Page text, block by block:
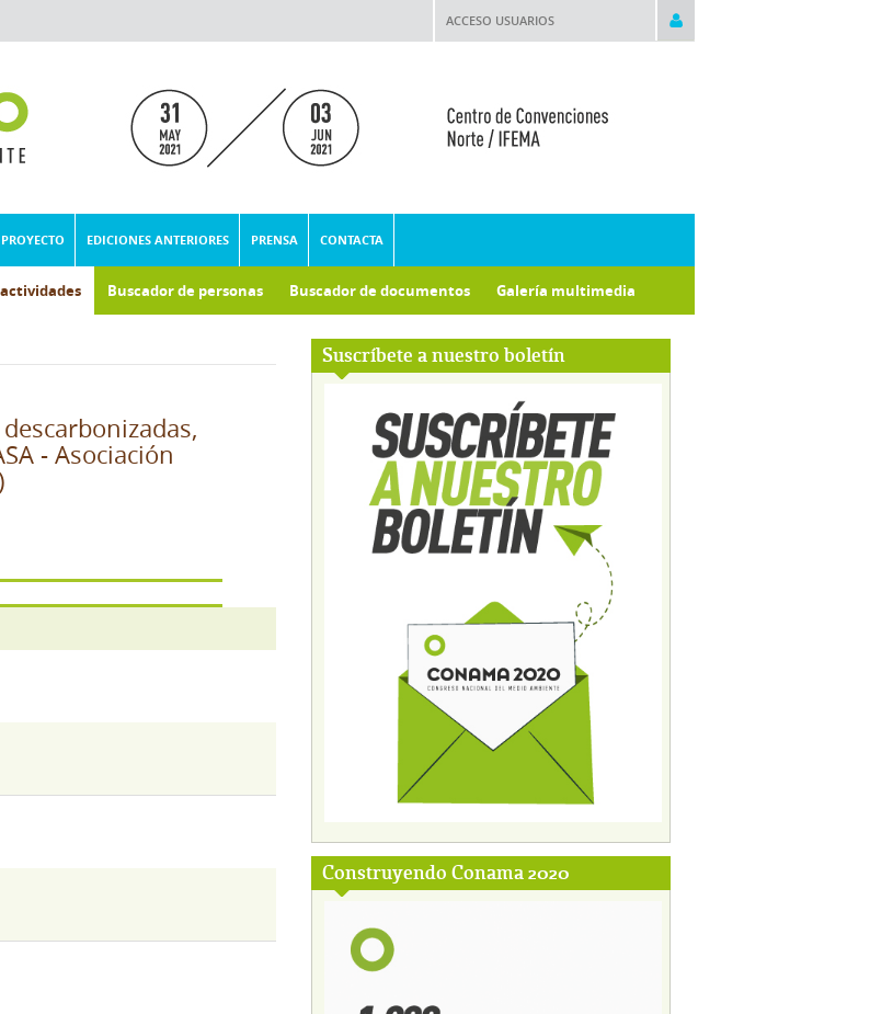
ACCESO USUARIOS
EDICIONES ANTERIORES PRENSA CONTACTA
Buscador de personas Buscador de documentos Galería multimedia
Suscríbete a nuestro boletín
Construyendo Conama 2020
- Asociación